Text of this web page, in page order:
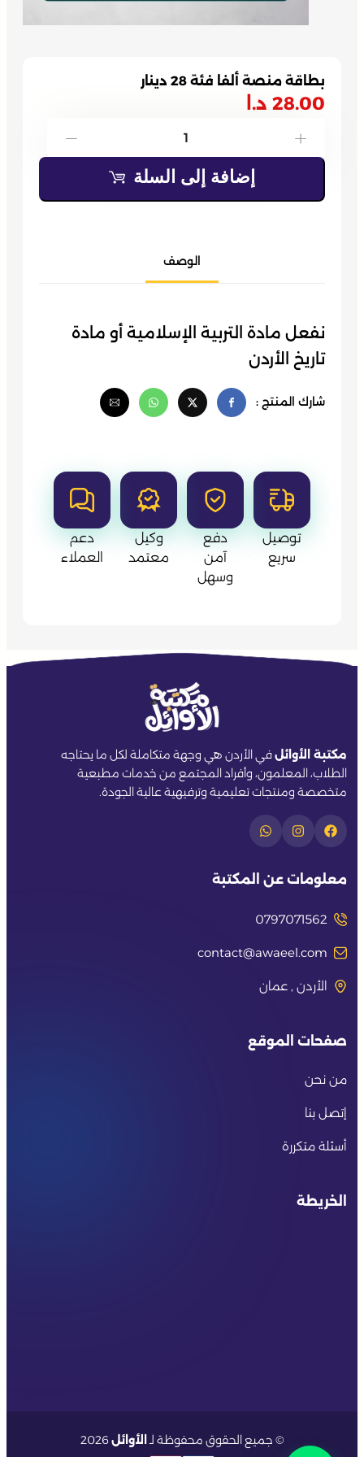
بطاقة منصة ألفا فئة 28 دينار
28.00 د.ا
كمية
بطاقة
ألفا
إضافة إلى السلة
الوصف
نفعل مادة التربية الإسلامية أو مادة
تاريخ الأردن
شارك المنتج :
توصيل
سريع
دفع
آمن
وسهل
وكيل
معتمد
دعم
العملاء
مكتبة الأوائلفي الأردن هي وجهة متكاملة لكل ما يحتاجه
الطلاب، المعلمون، وأفراد المجتمع من خدمات مطبعية
متخصصة ومنتجات تعليمية وترفيهية عالية الجودة.
معلومات عن المكتبة
0797071562
contact@awaeel.com
الأردن , عمان
صفحات الموقع
من نحن
إتصل بنا
أسئلة متكررة
الخريطة
© جميع الحقوق محفوظة لـ الأوائل2026